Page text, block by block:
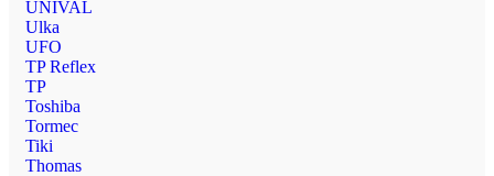
UNIVAL
Ulka
UFO
TP Reflex
TP
Toshiba
Tormec
Tiki
Thomas